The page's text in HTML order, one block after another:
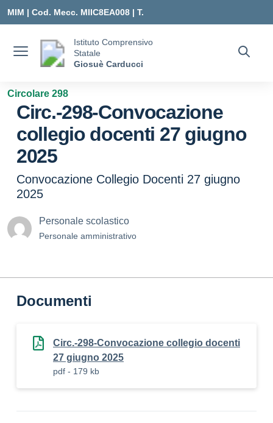
MIM | Cod. Mecc. MIIC8EA008 | T.
MIIC8EA008@ISTRUZIONE.IT
Istituto Comprensivo
Statale
Giosuè Carducci
Circolare 298
Circ.-298-Convocazione
collegio docenti 27 giugno
2025
Convocazione Collegio Docenti 27 giugno
2025
Personale scolastico
Personale amministrativo
Documenti
Circ.-298-Convocazione collegio docenti
27 giugno 2025
pdf - 179 kb